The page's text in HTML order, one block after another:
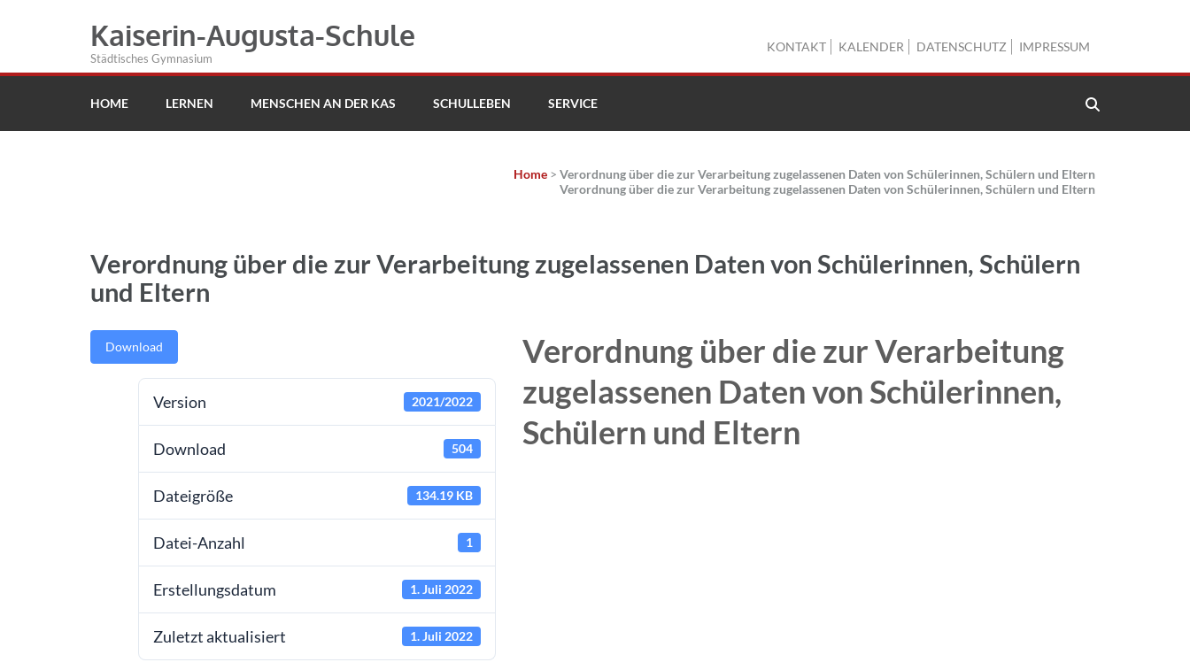
Kaiserin-Augusta-Schule
Städtisches Gymnasium
KONTAKT KALENDER DATENSCHUTZ IMPRESSUM
HOME LERNEN MENSCHEN AN DER KAS SCHULLEBEN SERVICE
Home > Verordnung über die zur Verarbeitung zugelassenen Daten von Schülerinnen, Schülern und Eltern
Verordnung über die zur Verarbeitung zugelassenen Daten von Schülerinnen, Schülern und Eltern
Verordnung über die zur Verarbeitung zugelassenen Daten von Schülerinnen, Schülern
und Eltern
Download
Version 2021/2022
Download 504
Dateigröße 134.19 KB
Datei-Anzahl 1
Erstellungsdatum 1. Juli 2022
Zuletzt aktualisiert 1. Juli 2022
Verordnung über die zur Verarbeitung
zugelassenen Daten von Schülerinnen,
Schülern und Eltern